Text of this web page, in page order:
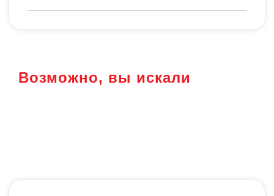
Возможно, вы искали